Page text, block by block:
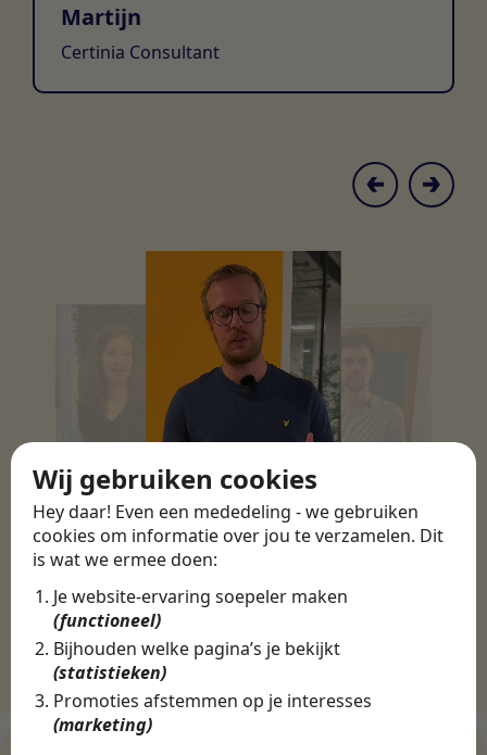
Wij gebruiken cookies
Hey daar! Even een mededeling - we gebruiken
cookies om informatie over jou te verzamelen. Dit
is wat we ermee doen:
Je website-ervaring soepeler maken
(functioneel)
Bijhouden welke pagina’s je bekijkt
(statistieken)
Promoties afstemmen op je interesses
(marketing)
Martijn
Certinia Consultant